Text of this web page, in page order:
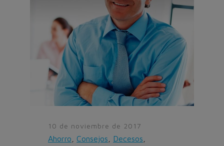
10 de noviembre de 2017
Ahorro Consejos Decesos